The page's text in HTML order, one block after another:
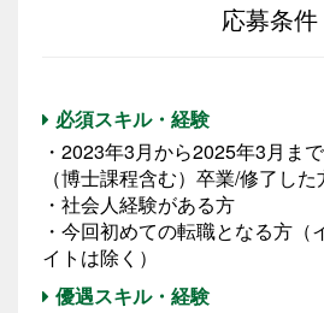
応募条件
必須スキル・経験
・2023年3月から2025年3月ま
（博士課程含む）卒業/修了した
・社会人経験がある方
・今回初めての転職となる方（
イトは除く）
優遇スキル・経験